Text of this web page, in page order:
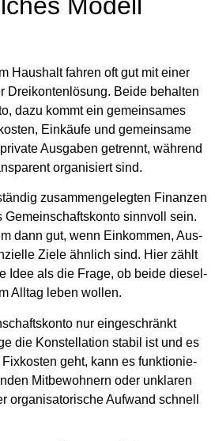
Haus­halt fah­ren oft gut mit einer
Drei­kon­ten­lö­sung. Bei­de behal­ten
dazu kommt ein gemein­sa­mes
Ein­käu­fe und gemein­sa­me
Aus­ga­ben getrennt, wäh­rend
orga­ni­siert sind.
zusam­men­ge­leg­ten Finan­zen
Gemein­schafts­kon­to sinn­voll sein.
dann gut, wenn Ein­kom­men, Aus­
Zie­le ähn­lich sind. Hier zählt
Idee als die Fra­ge, ob bei­de die­sel­
All­tag leben wol­len.
nur ein­ge­schränkt
die Kon­stel­la­ti­on sta­bil ist und es
geht, kann es funk­tio­nie­
Mit­be­woh­nern oder unkla­ren
orga­ni­sa­to­ri­sche Auf­wand schnell